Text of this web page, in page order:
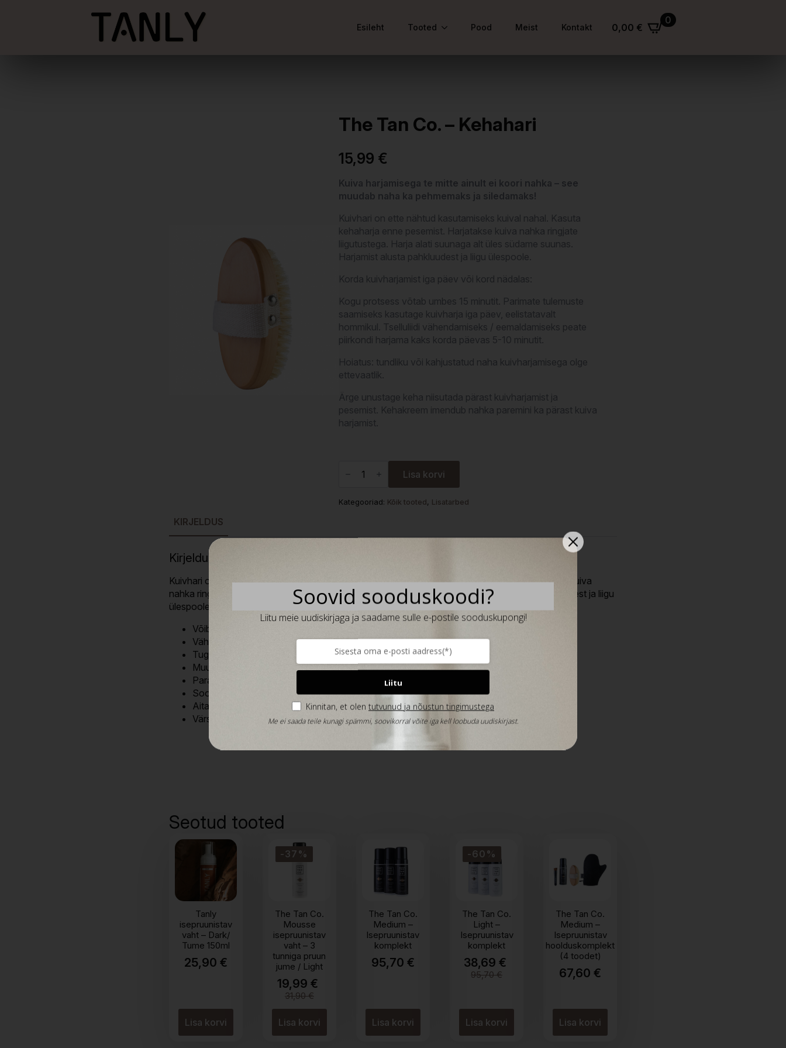
Esileht Tooted Pood Meist Kontakt 0,00 €
0
The Tan Co. – Kehahari
15,99 €
Kuiva harjamisega te mitte ainult ei koori nahka – see
muudab naha ka pehmemaks ja siledamaks!
Kuivhari on ette nähtud kasutamiseks kuival nahal. Kasuta
kehaharja enne pesemist. Harjatakse kuiva nahka ringjate
liigutustega. Harja alati suunaga alt üles südame suunas.
Harjamist alusta pahkluudest ja liigu ülespoole.
Korda kuivharjamist iga päev või kord nädalas:
Kogu protsess võtab umbes 15 minutit. Parimate tulemuste
saamiseks kasutage kuivharja iga päev, eelistatavalt
hommikul. Tselluliidi vähendamiseks / eemaldamiseks peate
piirkondi harjama kaks korda päevas 5-10 minutit.
Hoiatus: tundliku või kahjustatud naha kuivharjamisega olge
ettevaatlik.
Ärge unustage keha niisutada pärast kuivharjamist ja
pesemist. Kehakreem imendub nahka paremini ka pärast kuiva
harjamist.
Kehahari
Lisa korvi
Kategooriad: Kõik tooted, Lisatarbed
KIRJELDUS
Kirjeldus
Kuivhari on ette nähtud kasutamiseks kuival nahal. Kasuta kehaharja enne pesemist. Harjatakse kuiva
nahka ringjate liigutustega. Harja alati suunaga alt üles südame suunas. Harjamist alusta pahkluudest ja liigu
ülespoole.
Võib aja jooksul vähendada tselluliiti
Vähendab surnud naharakke
Tugevdab immuunsussüsteemi
Muudab naha siledamaks ja hoiab ära vananemise varajased nähud
Parandab lihaste kvaliteeti
Soodustab vereringe paranemist
Aitab kaasa paremale seedimisele
Värskendab ja uuendab nahk
Seotud tooted
Tanly
isepruunistav
vaht – Dark/
Tume 150ml
25,90 €
Lisa korvi
-37%
The Tan Co.
Mousse
isepruunistav
vaht – 3
tunniga pruun
jume / Light
31,90€
Algne
hind
oli:
31,90 €.
19,99€
Praegune
hind
on:
19,99 €.
Lisa korvi
The Tan Co.
Medium –
Isepruunistav
komplekt
95,70 €
Lisa korvi
-60%
The Tan Co.
Light –
Isepruunistav
komplekt
95,70€
Algne
95,70 €.
38,69€
Praegune
38,69 €.
Lisa korvi
The Tan Co.
Medium –
Isepruunistav
hoolduskomplekt
(4 toodet)
67,60€
Lisa korvi
Soovid sooduskoodi?
Liitu meie uudiskirjaga ja saadame sulle e-postile sooduskupongi!
Liitu
Kinnitan, et olen tutvunud ja nõustun tingimustega
Me ei saada teile kunagi spämmi, soovikorral võite iga kell loobuda uudiskirjast.